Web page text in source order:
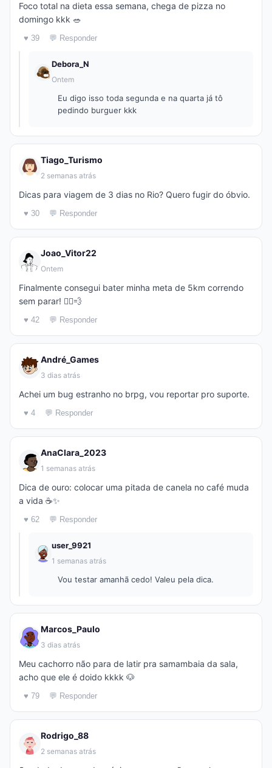
Foco total na dieta essa semana, chega de pizza no
domingo kkk 🥗
♥ 39 💬 Responder
Debora_N
Ontem
Eu digo isso toda segunda e na quarta já tô
pedindo burguer kkk
Tiago_Turismo
2 semanas atrás
Dicas para viagem de 3 dias no Rio? Quero fugir do óbvio.
♥ 30 💬 Responder
Joao_Vitor22
Ontem
Finalmente consegui bater minha meta de 5km correndo
sem parar! 🏃‍♂️💨
♥ 42 💬 Responder
André_Games
3 dias atrás
Achei um bug estranho no brpg, vou reportar pro suporte.
♥ 4 💬 Responder
AnaClara_2023
1 semanas atrás
Dica de ouro: colocar uma pitada de canela no café muda
a vida ☕✨
♥ 62 💬 Responder
user_9921
1 semanas atrás
Vou testar amanhã cedo! Valeu pela dica.
Marcos_Paulo
3 dias atrás
Meu cachorro não para de latir pra samambaia da sala,
acho que ele é doido kkkk 🐶
♥ 79 💬 Responder
Rodrigo_88
2 semanas atrás